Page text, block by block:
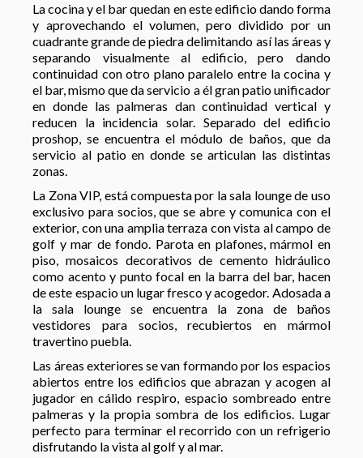
La cocina y el bar quedan en este edificio dando forma
y aprovechando el volumen, pero dividido por un
cuadrante grande de piedra delimitando así las áreas y
separando visualmente al edificio, pero dando
continuidad con otro plano paralelo entre la cocina y
el bar, mismo que da servicio a él gran patio unificador
en donde las palmeras dan continuidad vertical y
reducen la incidencia solar. Separado del edificio
proshop, se encuentra el módulo de baños, que da
servicio al patio en donde se articulan las distintas
zonas.
La Zona VIP, está compuesta por la sala lounge de uso
exclusivo para socios, que se abre y comunica con el
exterior, con una amplia terraza con vista al campo de
golf y mar de fondo. Parota en plafones, mármol en
piso, mosaicos decorativos de cemento hidráulico
como acento y punto focal en la barra del bar, hacen
de este espacio un lugar fresco y acogedor. Adosada a
la sala lounge se encuentra la zona de baños
vestidores para socios, recubiertos en mármol
travertino puebla.
Las áreas exteriores se van formando por los espacios
abiertos entre los edificios que abrazan y acogen al
jugador en cálido respiro, espacio sombreado entre
palmeras y la propia sombra de los edificios. Lugar
perfecto para terminar el recorrido con un refrigerio
disfrutando la vista al golf y al mar.